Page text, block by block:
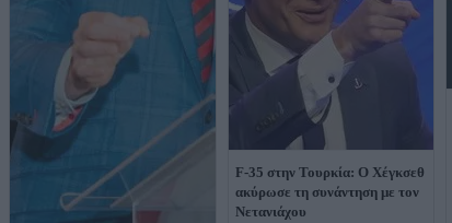
F-35 στην Τουρκία: Ο Χέγκσεθ
ακύρωσε τη συνάντηση με τον
Νετανιάχου